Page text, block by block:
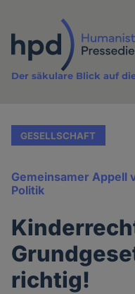
Inhalt
Der säkulare Blick auf
GESELLSCHAFT
Gemeinsamer Appell
Politik
richtig!